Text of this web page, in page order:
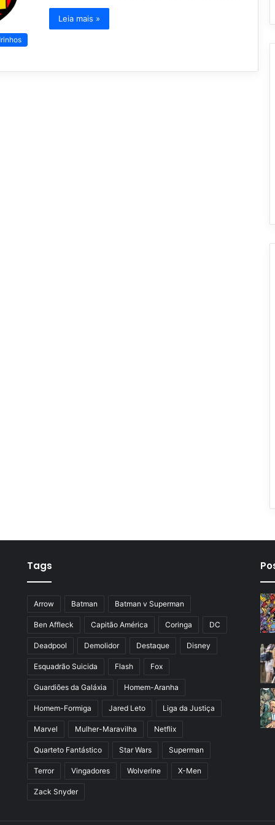
Leia mais »
Tags
Arrow Batman Batman v Superman
Ben Affleck Capitão América Coringa DC
Deadpool Demolidor Destaque Disney
Esquadrão Suicida Flash Fox
Guardiões da Galáxia Homem-Aranha
Homem-Formiga Jared Leto Liga da Justiça
Marvel Mulher-Maravilha Netflix
Quarteto Fantástico Star Wars Superman
Terror Vingadores Wolverine X-Men
Zack Snyder